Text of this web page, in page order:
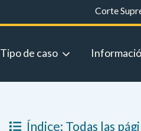
Corte
Tipo de caso
Índice: Todas las